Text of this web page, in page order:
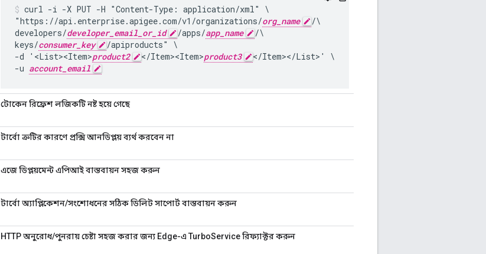
curl -i -X PUT -H "Content-Type: application/xml" \
"https://api.enterprise.apigee.com/v1/organizations/org_name
/\
developers/developer_email_or_id /apps/app_name
/\
keys/consumer_key
/apiproducts" \
-d '<List><Item>product2 </Item><Item>product3
</Item></List>' \
-u account_email
টোকেন রিফ্রেশ লজিকটি নষ্ট হয়ে গেছে
টার্বো ত্রুটির কারণে প্রক্সি আনডিপ্লয় ব্যর্থ করবেন না
এজে ডিপ্লয়মেন্ট এপিআই বাস্তবায়ন সহজ করুন
টার্বো অ্যাপ্লিকেশন/সংশোধনের সঠিক ডিলিট সাপোর্ট বাস্তবায়ন করুন
HTTP অনুরোধ/পুনরায় চেষ্টা সহজ করার জন্য Edge-এ TurboService রিফ্যাক্টর করুন